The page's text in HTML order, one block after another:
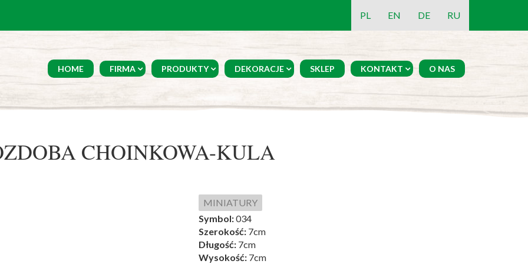
PL EN DE RU
HOME FIRMA PRODUKTY DEKORACJE SKLEP KONTAKT O NAS
CHOINKOWA-KULA
MINIATURY
Symbol:034
Szerokość: 7cm
Długość: 7cm
Wysokość: 7cm